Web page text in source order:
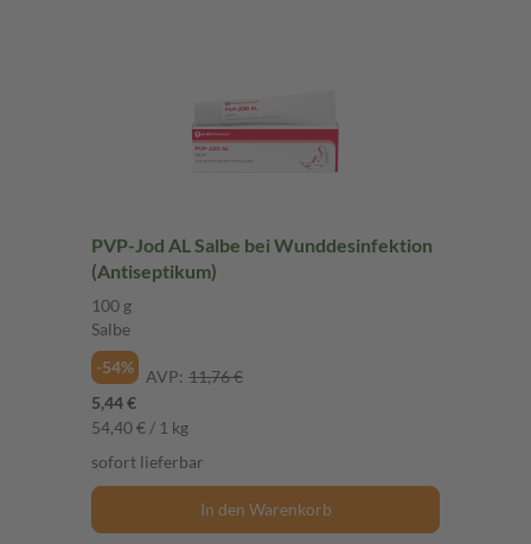
PVP-Jod AL Salbe bei Wunddesinfektion
(Antiseptikum)
100 g
Salbe
-54%
AVP: 11,76 €
5,44 €
54,40 € / 1 kg
sofort lieferbar
In den Warenkorb